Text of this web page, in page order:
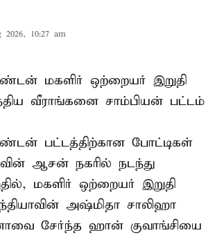
2026, 10:27 am
மகளிர் ஒற்றையர் இறுதி
வீராங்கனை சாம்பியன் பட்டம்
பட்டத்திற்கான போட்டிகள்
ஆசன் நகரில் நடந்து
மகளிர் ஒற்றையர் இறுதி
அஷ்மிதா சாலிஹா
சேர்ந்த ஹான் குவாங்சியை